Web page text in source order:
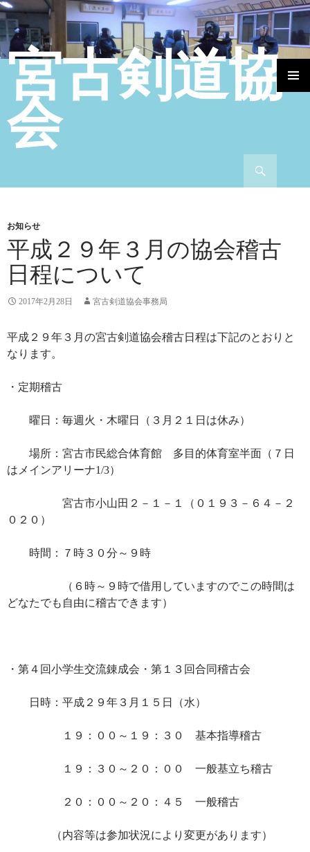
宮古剣道協
会
コンテンツへ移動
お知らせ
平成２９年３月の協会稽古
日程について
2017年2月28日 宮古剣道協会事務局
平成２９年３月の宮古剣道協会稽古日程は下記のとおりと
なります。
・定期稽古
曜日：毎週火・木曜日（３月２１日は休み）
場所：宮古市民総合体育館 多目的体育室半面（７日
はメインアリーナ1/3）
宮古市小山田２－１－１（０１９３－６４－２
０２０）
時間：７時３０分～９時
（６時～９時で借用していますのでこの時間は
どなたでも自由に稽古できます）
・第４回小学生交流錬成会・第１３回合同稽古会
日時：平成２９年３月１５日（水）
１９：００～１９：３０ 基本指導稽古
１９：３０～２０：００ 一般基立ち稽古
２０：００～２０：４５ 一般稽古
（内容等は参加状況により変更があります）